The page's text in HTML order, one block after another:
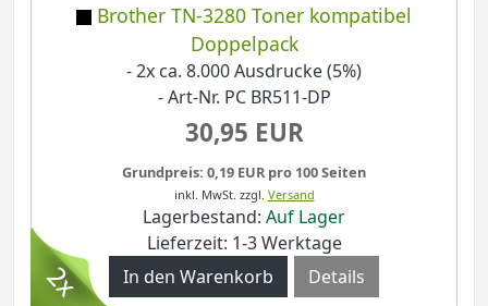
Brother TN-3280 Toner kompatibel
Doppelpack
- 2x ca. 8.000 Ausdrucke (5%)
- Art-Nr. PC BR511-DP
30,95 EUR
Grundpreis: 0,19 EUR pro 100 Seiten
inkl. MwSt. zzgl. Versand
Lagerbestand: Auf Lager
Lieferzeit: 1-3 Werktage
Details